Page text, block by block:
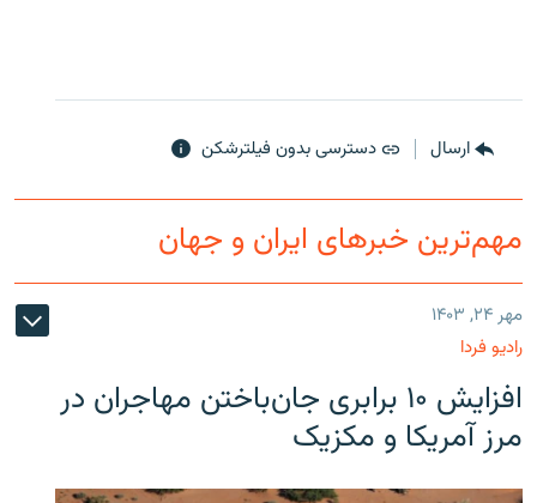
ارسال دسترسی بدون فیلترشکن
مهم‌ترین خبرهای ایران و جهان
مهر ۲۴, ۱۴۰۳
رادیو فردا
افزایش ۱۰ برابری جان‌باختن مهاجران در
مرز آمریکا و مکزیک